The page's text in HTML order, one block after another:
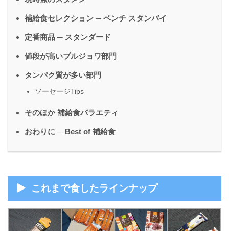
補給食セレクション ─ ベンチ スタンバイ
定番商品 ─ スタンダード
値段が高いブルジョワ部門
タンパク質が多い部門
ソーセージTips
そのほか 補給食バラエティ
おわりに ─ Best of 補給食
これまで食したラインナップ